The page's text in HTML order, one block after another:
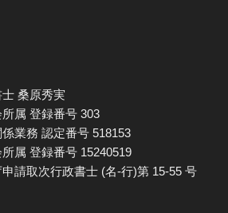
桑原秀実
属 登録番号 303
業務 認定番号 518153
属 登録番号 15240519
請取次行政書士 (名-行)第 15-55 号